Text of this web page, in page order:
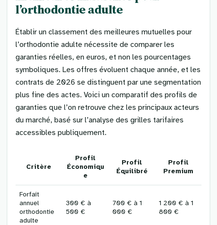
l’orthodontie adulte
Établir un classement des meilleures mutuelles pour
l’orthodontie adulte nécessite de comparer les
garanties réelles, en euros, et non les pourcentages
symboliques. Les offres évoluent chaque année, et les
contrats de 2026 se distinguent par une segmentation
plus fine des actes. Voici un comparatif des profils de
garanties que l’on retrouve chez les principaux acteurs
du marché, basé sur l’analyse des grilles tarifaires
accessibles publiquement.
Critère
Profil
Économiqu
e
Profil
Équilibré
Profil
Premium
Forfait
annuel
orthodontie
adulte
300 € à
500 €
700 € à 1
000 €
1 200 € à 1
800 €